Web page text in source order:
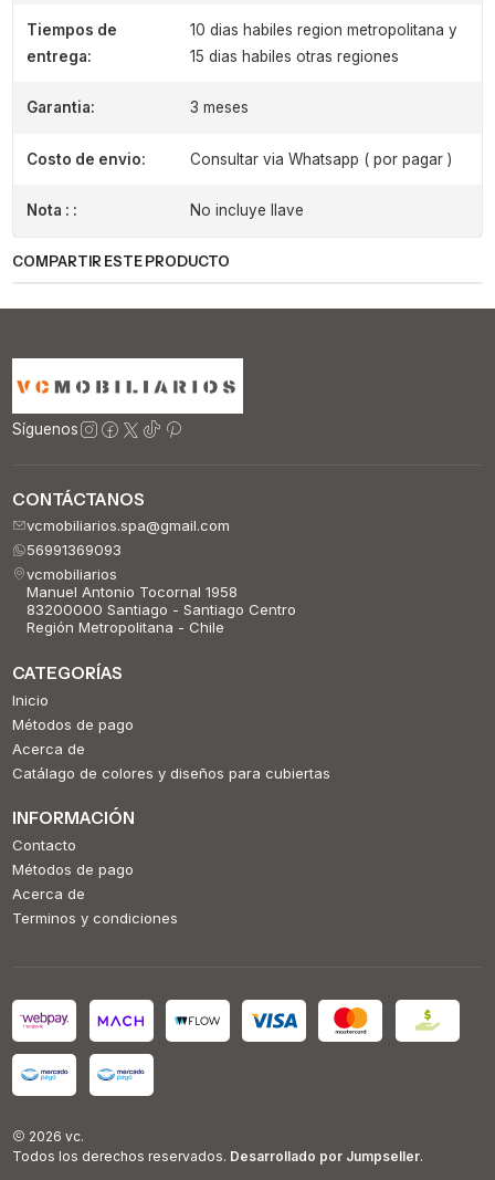
Tiempos de
entrega:
10 dias habiles region metropolitana y
15 dias habiles otras regiones
Garantia: 3 meses
Costo de envio: Consultar via Whatsapp ( por pagar )
Nota : : No incluye llave
COMPARTIR ESTE PRODUCTO
Síguenos
CONTÁCTANOS
vcmobiliarios.spa@gmail.com
56991369093
vcmobiliarios
Manuel Antonio Tocornal 1958
83200000 Santiago - Santiago Centro
Región Metropolitana - Chile
CATEGORÍAS
Inicio
Métodos de pago
Acerca de
Catálago de colores y diseños para cubiertas
INFORMACIÓN
Contacto
Métodos de pago
Acerca de
Terminos y condiciones
2026 vc.
Todos los derechos reservados. Desarrollado por Jumpseller.